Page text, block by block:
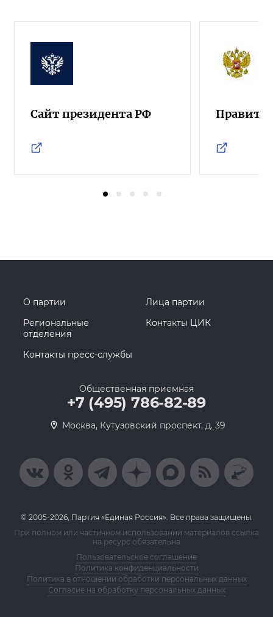
Сайт президента РФ
О партии
Лица партии
Региональные
отделения
Контакты ЦИК
Контакты пресс-службы
Общественная приемная
+7 (495) 786-82-89
Москва, Кутузовский проспект, д. 39
© 2005-2026, Партия «Единая Россия». Все права защищены.
При полном или частичном использовании материалов ссылка
на ресурс обязательна
Пользовательское соглашение
Политика конфиденциальности
Политика в отношении обработки персональных данных
Согласие на обработку персональных данных